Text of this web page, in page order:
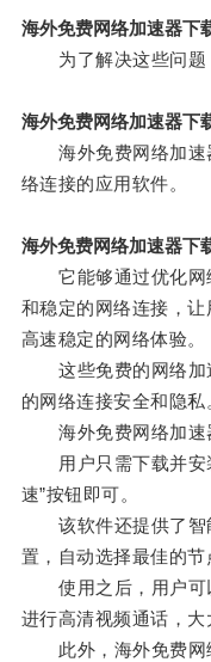
海外免费网络加速器下
为了解决这些问题
海外免费网络加速器下
海外免费网络加速
络连接的应用软件。
海外免费网络加速器下
它能够通过优化网
和稳定的网络连接，
高速稳定的网络体验。
这些免费的网络加
的网络连接安全和隐私
海外免费网络加速
用户只需下载并安
速”按钮即可。
该软件还提供了智
置，自动选择最佳的节
使用之后，用户可
进行高清视频通话，大
此外，海外免费网